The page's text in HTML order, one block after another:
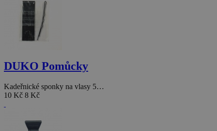
DUKO Pomůcky
Kadeřnické sponky na vlasy 5…
10 Kč 8 Kč